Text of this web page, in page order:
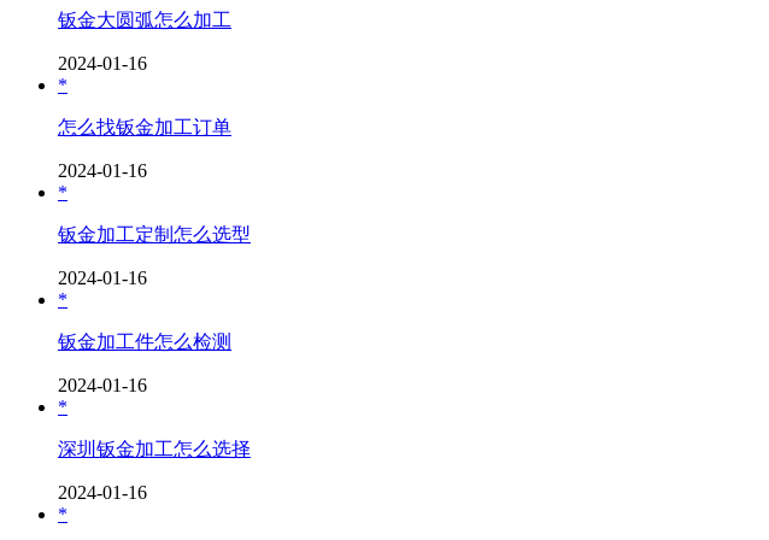
钣金大圆弧怎么加工
2024-01-16
*
怎么找钣金加工订单
2024-01-16
*
钣金加工定制怎么选型
2024-01-16
*
钣金加工件怎么检测
2024-01-16
*
深圳钣金加工怎么选择
2024-01-16
*